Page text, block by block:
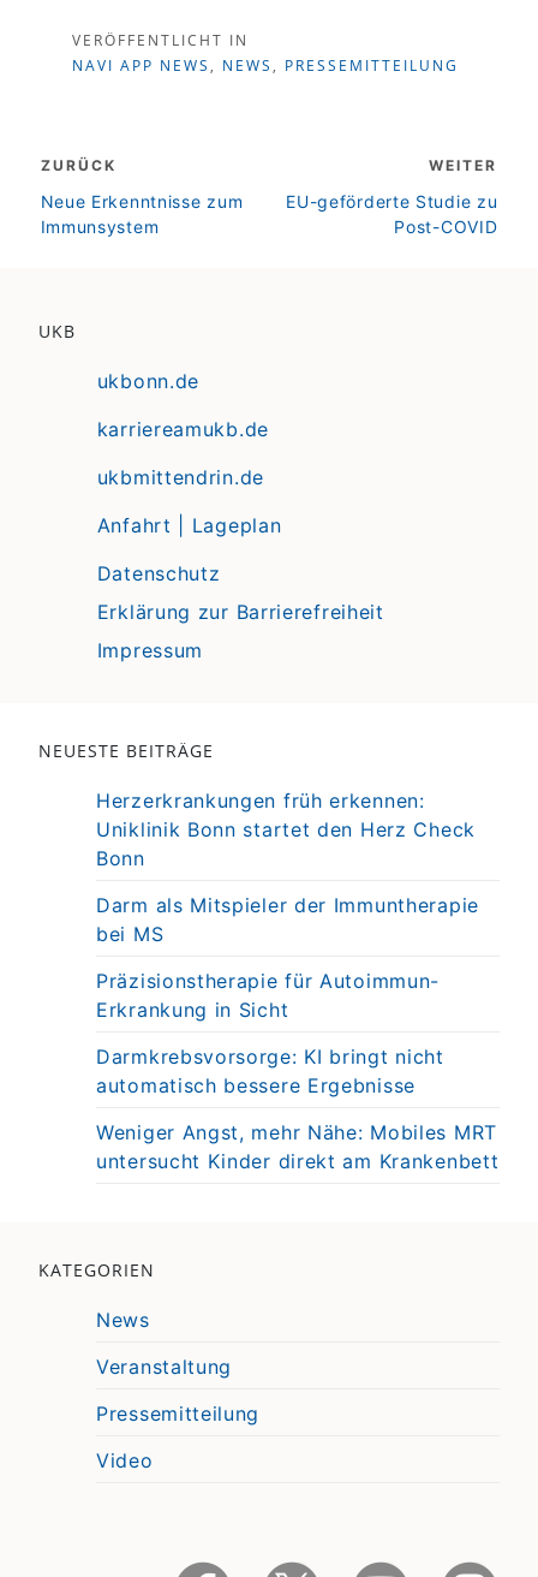
VERÖFFENTLICHT IN
NAVI APP NEWS , NEWS , PRESSEMITTEILUNG
ZURÜCK
zurück
Neue Erkenntnisse zum
Immunsystem
WEITER
weiter
EU-geförderte Studie zu
Post-COVID
UKB
ukbonn.de
karriereamukb.de
ukbmittendrin.de
Anfahrt | Lageplan
Datenschutz
Erklärung zur Barrierefreiheit
Impressum
NEUESTE BEITRÄGE
Herzerkrankungen früh erkennen:
Uniklinik Bonn startet den Herz Check
Bonn
Darm als Mitspieler der Immuntherapie
bei MS
Präzisionstherapie für Autoimmun-
Erkrankung in Sicht
Darmkrebsvorsorge: KI bringt nicht
automatisch bessere Ergebnisse
Weniger Angst, mehr Nähe: Mobiles MRT
untersucht Kinder direkt am Krankenbett
KATEGORIEN
News
Veranstaltung
Pressemitteilung
Video